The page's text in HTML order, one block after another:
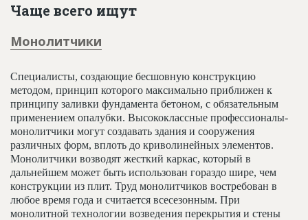
Чаще всего ищут
Монолитчики
Специалисты, создающие бесшовную конструкцию
методом, принцип которого максимально приближен к
принципу заливки фундамента бетоном, с обязательным
применением опалубки. Высококлассные профессионалы-
монолитчики могут создавать здания и сооружения
различных форм, вплоть до криволинейных элементов.
Монолитчики возводят жесткий каркас, который в
дальнейшем может быть использован гораздо шире, чем
конструкции из плит. Труд монолитчиков востребован в
любое время года и считается всесезонным. При
монолитной технологии возведения перекрытия и стены